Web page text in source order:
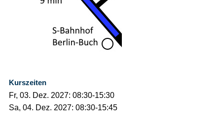
Kurszeiten
Fr, 03. Dez. 2027: 08:30-15:30
Sa, 04. Dez. 2027: 08:30-15:45